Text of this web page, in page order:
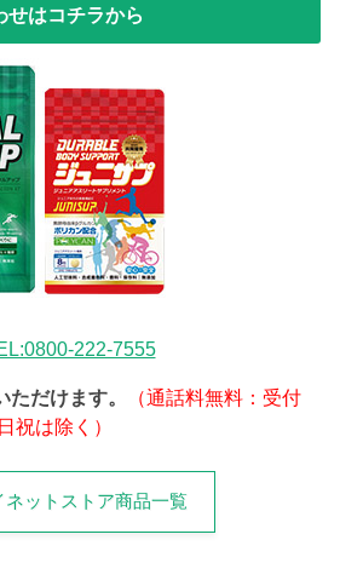
せはコチラから
222-7555
だけます。
（通話料無料：受付
祝は除く）
ネットストア商品一覧